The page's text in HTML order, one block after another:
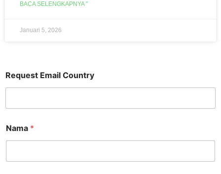
BACA SELENGKAPNYA "
Januari 5, 2026
Request Email Country
Nama *